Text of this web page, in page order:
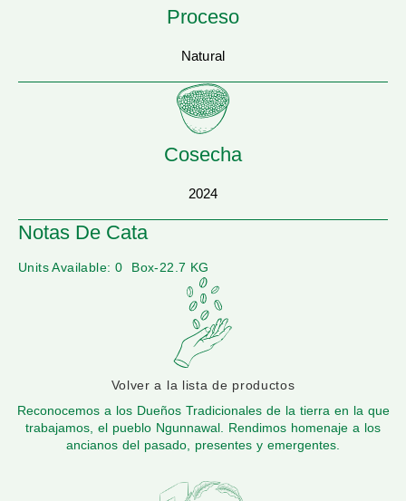
Proceso
Natural
Cosecha
2024
Notas De Cata
Units Available: 0 Box-22.7 KG
Volver a la lista de productos
Reconocemos a los Dueños Tradicionales de la tierra en la que
trabajamos, el pueblo Ngunnawal. Rendimos homenaje a los
ancianos del pasado, presentes y emergentes.